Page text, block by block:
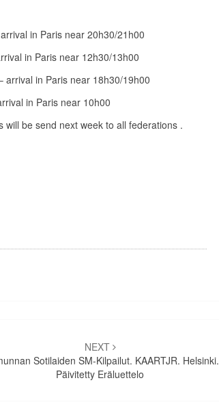
in Paris near 20h30/21h00
in Paris near 12h30/13h00
in Paris near 18h30/19h00
in Paris near 10h00
be send next week to all federations .
NEXT
Sotilaiden SM-Kilpailut. KAARTJR. Helsinki.
Päivitetty Eräluettelo